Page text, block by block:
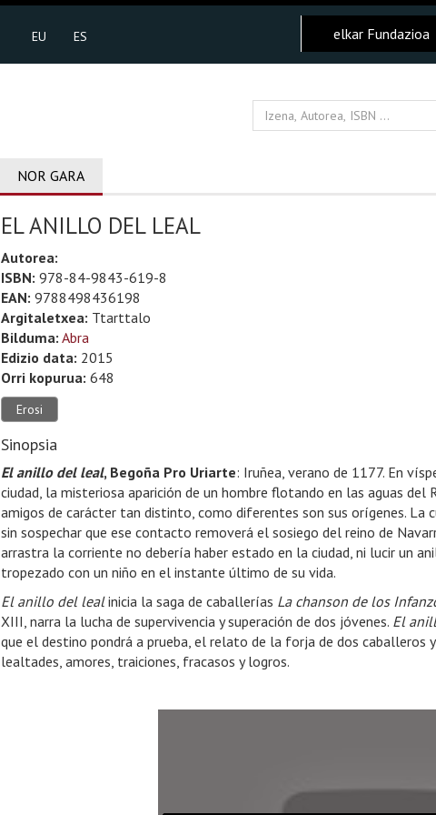
EU ES elkar Fundazioa
NOR GARA
EL ANILLO DEL LEAL
Autorea:
ISBN: 978-84-9843-619-8
EAN: 9788498436198
Argitaletxea: Ttarttalo
Bilduma: Abra
Edizio data: 2015
Orri kopurua: 648
Erosi
Sinopsia
El anillo del leal, Begoña Pro Uriarte: Iruñea, verano de 1177. En
ciudad, la misteriosa aparición de un hombre flotando en las aguas del
amigos de carácter tan distinto, como diferentes son sus orígenes.
sin sospechar que ese contacto removerá el sosiego del reino de
arrastra la corriente no debería haber estado en la ciudad, ni lucir un
tropezado con un niño en el instante último de su vida.
El anillo del lealinicia la saga de caballerías La chanson de los
XIII, narra la lucha de supervivencia y superación de dos jóvenes. El
que el destino pondrá a prueba, el relato de la forja de dos caballeros
lealtades, amores, traiciones, fracasos y logros.